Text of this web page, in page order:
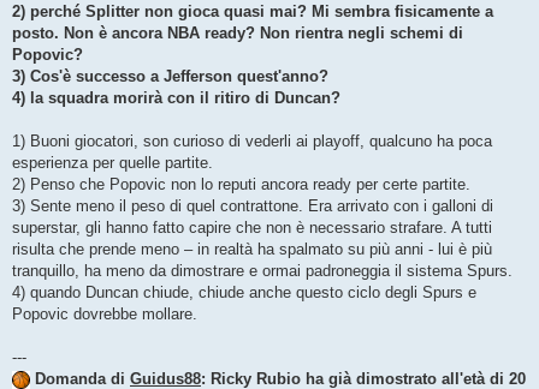
2) perché Splitter non gioca quasi mai? Mi sembra fisicamente a
posto. Non è ancora NBA ready? Non rientra negli schemi di
Popovic?
3) Cos'è successo a Jefferson quest'anno?
4) la squadra morirà con il ritiro di Duncan?
1) Buoni giocatori, son curioso di vederli ai playoff, qualcuno ha poca
esperienza per quelle partite.
2) Penso che Popovic non lo reputi ancora ready per certe partite.
3) Sente meno il peso di quel contrattone. Era arrivato con i galloni di
superstar, gli hanno fatto capire che non è necessario strafare. A tutti
risulta che prende meno – in realtà ha spalmato su più anni - lui è più
tranquillo, ha meno da dimostrare e ormai padroneggia il sistema Spurs.
4) quando Duncan chiude, chiude anche questo ciclo degli Spurs e
Popovic dovrebbe mollare.
---
Domanda di Guidus88: Ricky Rubio ha già dimostrato all'età di 20